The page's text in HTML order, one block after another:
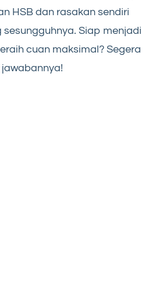
HSB dan rasakan sendiri
Siap menjadi
cuan maksimal? Segera